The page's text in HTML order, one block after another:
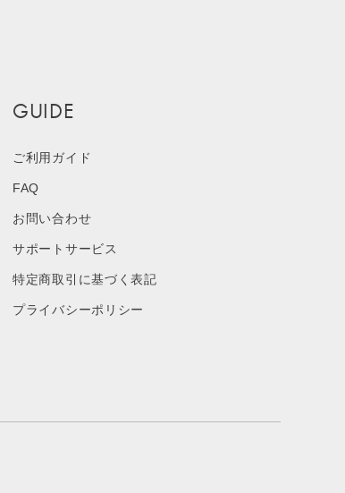
GUIDE
ご利用ガイド
FAQ
お問い合わせ
サポートサービス
特定商取引に基づく表記
プライバシーポリシー